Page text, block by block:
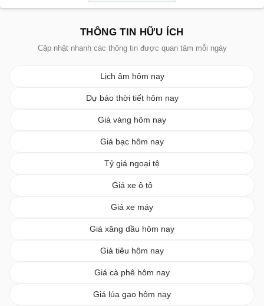
THÔNG TIN HỮU ÍCH
Cập nhật nhanh các thông tin được quan tâm mỗi ngày
Lịch âm hôm nay
Dự báo thời tiết hôm nay
Giá vàng hôm nay
Giá bạc hôm nay
Tỷ giá ngoại tệ
Giá xe ô tô
Giá xe máy
Giá xăng dầu hôm nay
Giá tiêu hôm nay
Giá cà phê hôm nay
Giá lúa gạo hôm nay